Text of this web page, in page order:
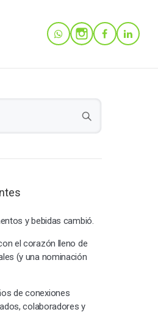
y bebidas cambió.
el corazón lleno de
(y una nominación
de conexiones
colaboradores y